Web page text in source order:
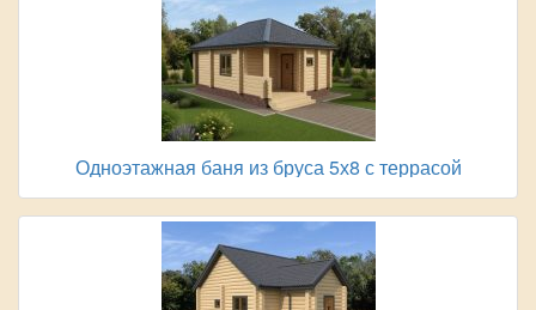
Одноэтажная баня из бруса 5х8 с террасой